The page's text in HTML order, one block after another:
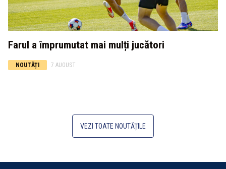
Farul a împrumutat mai mulți jucători
NOUTĂȚI 7 AUGUST
VEZI TOATE NOUTĂȚILE